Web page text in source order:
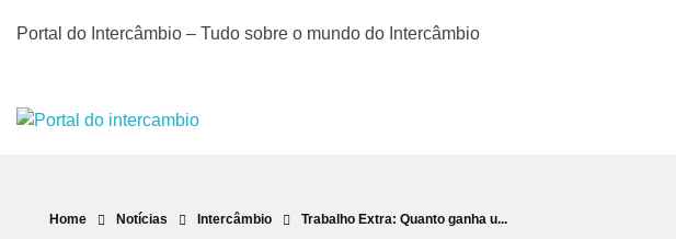
Portal do Intercâmbio – Tudo sobre o mundo do Intercâmbio
Home Notícias Intercâmbio Trabalho Extra: Quanto ganha u...